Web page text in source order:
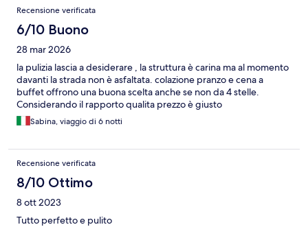
Recensione verificata
6/10 Buono
28 mar 2026
la pulizia lascia a desiderare , la struttura è carina ma al momento
davanti la strada non è asfaltata. colazione pranzo e cena a
buffet offrono una buona scelta anche se non da 4 stelle.
Considerando il rapporto qualita prezzo è giusto
Sabina, viaggio di 6 notti
Recensione verificata
8/10 Ottimo
8 ott 2023
Tutto perfetto e pulito